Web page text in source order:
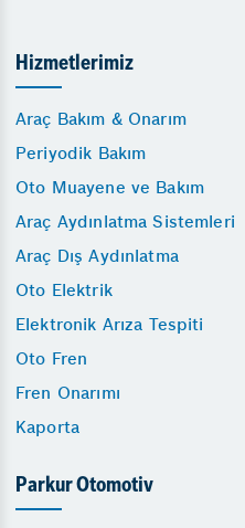
Hizmetlerimiz
Araç Bakım & Onarım
Periyodik Bakım
Oto Muayene ve Bakım
Araç Aydınlatma Sistemleri
Araç Dış Aydınlatma
Oto Elektrik
Elektronik Arıza Tespiti
Oto Fren
Fren Onarımı
Kaporta
Parkur Otomotiv